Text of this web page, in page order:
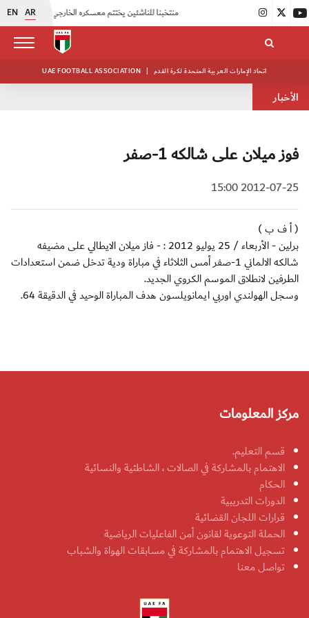
EN AR اتحاد الكرة يُنظم ورشة عمل للمراقبين المعتمدين
UAE FOOTBALL ASSOCIATION | اتحاد الإمارات العربية المتحدة لكرة القدم
الأخبار
فوز ميلان على شالكه 1-صفر
2012-07-25 15:00
( أ ف ب )
برلين - الأربعاء / 25 يوليو 2012 : - فاز ميلان الايطالي على مضيفه
شالكه الالماني 1-صفر أمس الثلاثاء في مباراة ودية تدخل ضمن استعدادات
الطرفين لانطلاق الموسم الكروي الجديد.
وسجل الهولندي اوربي ايمانويلسون هدف المباراة الوحيد في الدقيقة 64.
مركز المعلومات
قسم التعليم.
الاهتمام بالمشاركة في الصالات ، الشاطئية والنسائية
الحكام
الدورات التدريبية
قرارات اللجان القضائية
الحملة التوعوية لقانون أمن الفاعليات الرياضية
تسجيل الاهتمام بالمشاركة في مسابقات الهواة والشباب
تواصل معنا